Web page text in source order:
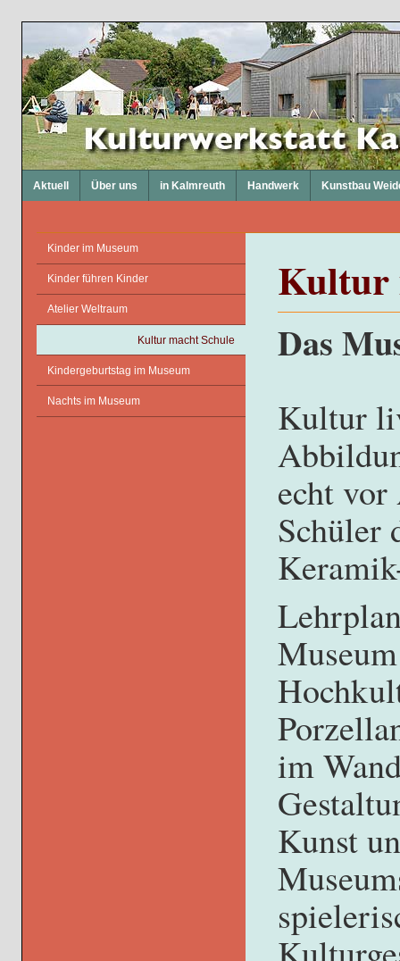
Aktuell Über uns in Kalmreuth Handwerk Kunstbau
Kinder im Museum
Kinder führen Kinder
Atelier Weltraum
Kultur macht Schule
Kindergeburtstag im Museum
Nachts im Museum
Kultur
Das
Kultur
echt vor
Schüler
im
Kunst